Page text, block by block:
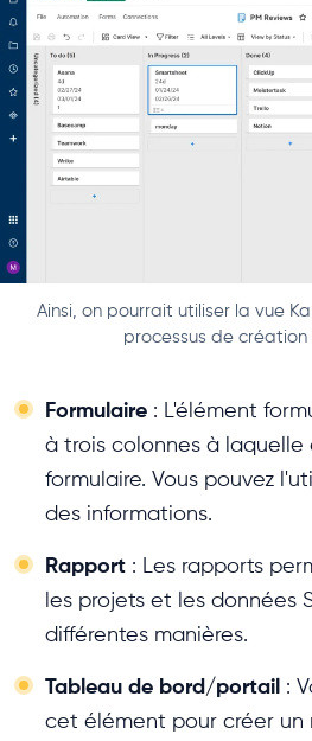
Ainsi, on pourrait utiliser la vue
processus de création
Formulaire : L'élément
à trois colonnes à laquelle
formulaire. Vous pouvez
des informations.
Rapport : Les rapports
les projets et les données
différentes manières.
Tableau de bord/portail :
cet élément pour créer un